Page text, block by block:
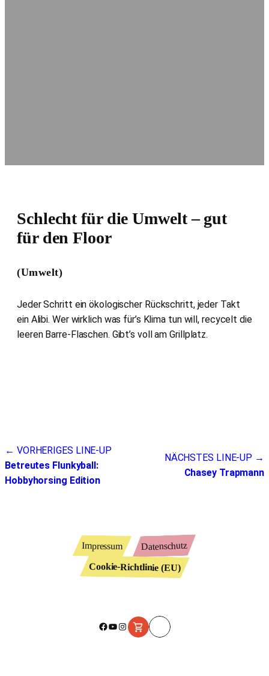
Schlecht für die Umwelt – gut
für den Floor
(Umwelt)
Jeder Schritt ein ökologischer Rückschritt, jeder Takt
ein Alibi. Wer wirklich was für’s Klima tun will, recycelt die
leeren Barre-Flaschen. Gibt’s voll am Grillplatz.
Beitragsnavigation
← VORHERIGES LINE-UP
Betreutes Flunkyball:
Hobbyhorsing Edition
NÄCHSTES LINE-UP →
Chasey Trapmann
Impressum Datenschutz
Cookie-Richtlinie (EU)
Facebook
YouTube
Instagram